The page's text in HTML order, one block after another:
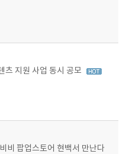
츠 지원 사업 동시 공모
비 팝업스토어 현백서 만난다